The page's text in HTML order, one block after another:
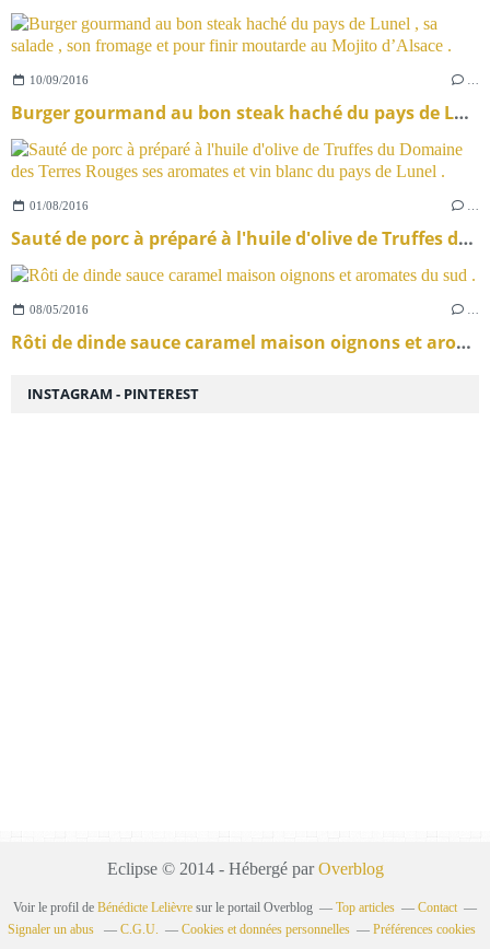
10/09/2016
Burger gourmand au bon steak haché du pays de Lunel , sa salade , son fromage et pour finir moutarde au Mojito d’Alsace .
01/08/2016
Sauté de porc à préparé à l'huile d'olive de Truffes du Domaine des Terres Rouges ses aromates et vin blanc du pays de Lunel .
08/05/2016
Rôti de dinde sauce caramel maison oignons et aromates du sud .
INSTAGRAM - PINTEREST
Eclipse © 2014 - Hébergé parOverblog
Voir le profil de Bénédicte Lelièvre sur le portail Overblog Top articles
Contact
Signaler un abus
C.G.U. Cookies et données personnelles Préférences cookies